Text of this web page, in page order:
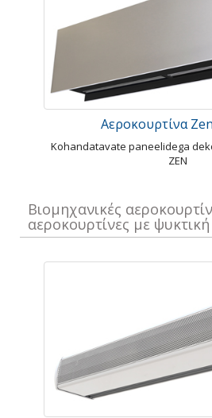
Αεροκουρτίνα
Kohandatavate paneelidega
ZEN
Βιομηχανικές
αεροκουρτίνες με